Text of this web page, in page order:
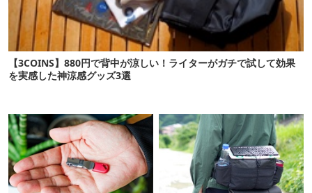
【3COINS】880円で背中が涼しい！ライターがガチで試して効果
を実感した神涼感グッズ3選